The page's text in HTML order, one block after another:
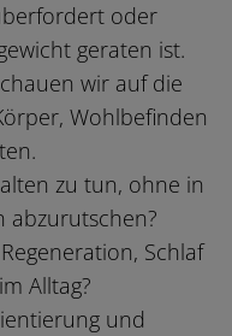
oder
geraten ist.
wir auf die
Wohlbefinden
zu tun, ohne in
abzurutschen?
Schlaf
Alltag?
und